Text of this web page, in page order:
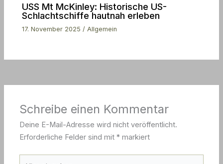
USS Mt McKinley: Historische US-
Schlachtschiffe hautnah erleben
17. November 2025 / Allgemein
Schreibe einen Kommentar
Deine E-Mail-Adresse wird nicht veröffentlicht.
Erforderliche Felder sind mit* markiert